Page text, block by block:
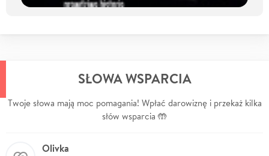
SŁOWA WSPARCIA
Twoje słowa mają moc pomagania! Wpłać darowiznę i przekaż kilka
słów wsparcia 🤲
Olivka